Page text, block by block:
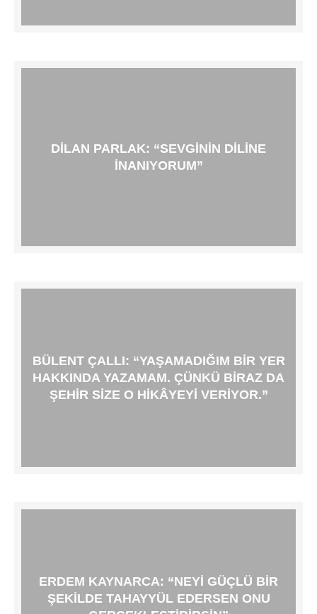
DILAN PARLAK: “SEVGININ DILINE
INANIYORUM”
BÜLENT ÇALLI: “YAŞAMADIĞIM BIR YER
HAKKINDA YAZAMAM. ÇÜNKÜ BIRAZ DA
ŞEHIR SIZE O HIKÂYEYI VERIYOR.”
ERDEM KAYNARCA: “NEYI GÜÇLÜ BIR
ŞEKILDE TAHAYYÜL EDERSEN ONU